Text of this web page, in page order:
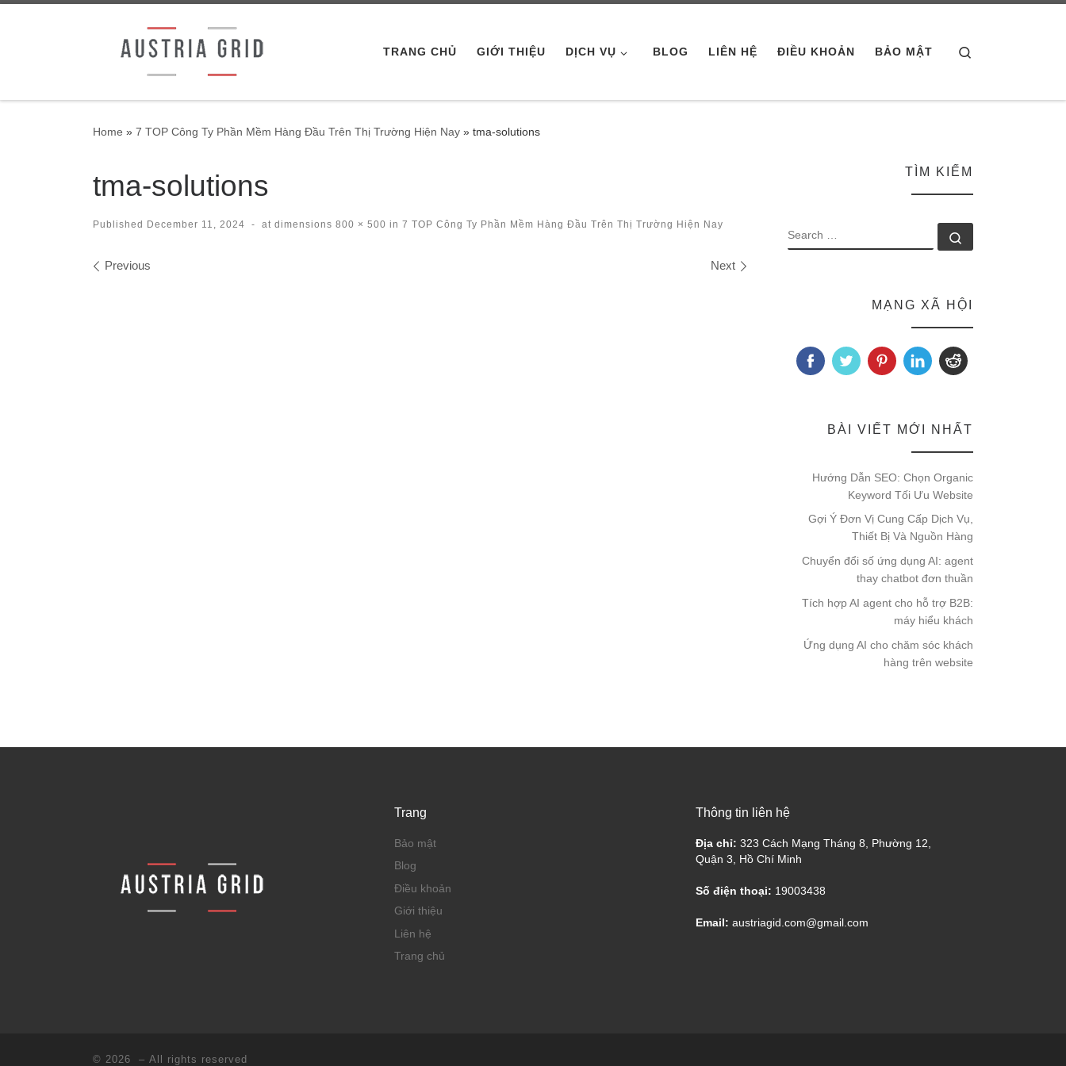
TRANG CHỦ GIỚI THIỆU DỊCH VỤ BLOG LIÊN HỆ ĐIỀU KHOẢN BẢO MẬT
Home » 7 TOP Công Ty Phần Mềm Hàng Đầu Trên Thị Trường Hiện Nay » tma-solutions
tma-solutions
Published December 11, 2024 - at dimensions 800 × 500 in 7 TOP Công Ty Phần Mềm Hàng Đầu Trên Thị Trường Hiện Nay
Images navigation
Previous Next
TÌM KIẾM
SEARCH
MẠNG XÃ HỘI
BÀI VIẾT MỚI NHẤT
Hướng Dẫn SEO: Chọn Organic
Keyword Tối Ưu Website
Gợi Ý Đơn Vị Cung Cấp Dịch Vụ,
Thiết Bị Và Nguồn Hàng
Chuyển đổi số ứng dụng AI: agent
thay chatbot đơn thuần
Tích hợp AI agent cho hỗ trợ B2B:
máy hiểu khách
Ứng dụng AI cho chăm sóc khách
hàng trên website
Trang
Bảo mật
Blog
Điều khoản
Giới thiệu
Liên hệ
Trang chủ
Thông tin liên hệ
Địa chỉ: 323 Cách Mạng Tháng 8, Phường 12,
Quận 3, Hồ Chí Minh
Số điện thoại: 19003438
Email: austriagid.com@gmail.com
© 2026 – All rights reserved